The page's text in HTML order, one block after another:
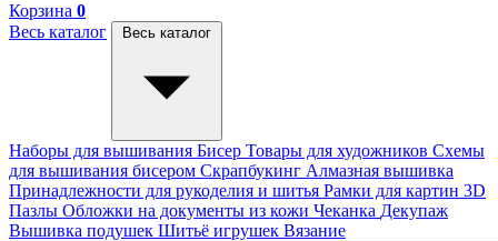
Корзина 0
Весь каталог
Весь каталог
Наборы для вышивания Бисер Товары для художников Схемы
для вышивания бисером Скрапбукинг Алмазная вышивка
Принадлежности для рукоделия и шитья Рамки для картин 3D
Пазлы Обложки на документы из кожи Чеканка Декупаж
Вышивка подушек Шитьё игрушек Вязание